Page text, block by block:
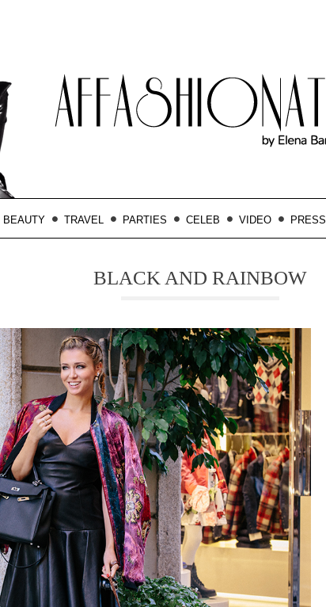
BEAUTY TRAVEL PARTIES CELEB VIDEO PRESS
BLACK AND RAINBOW